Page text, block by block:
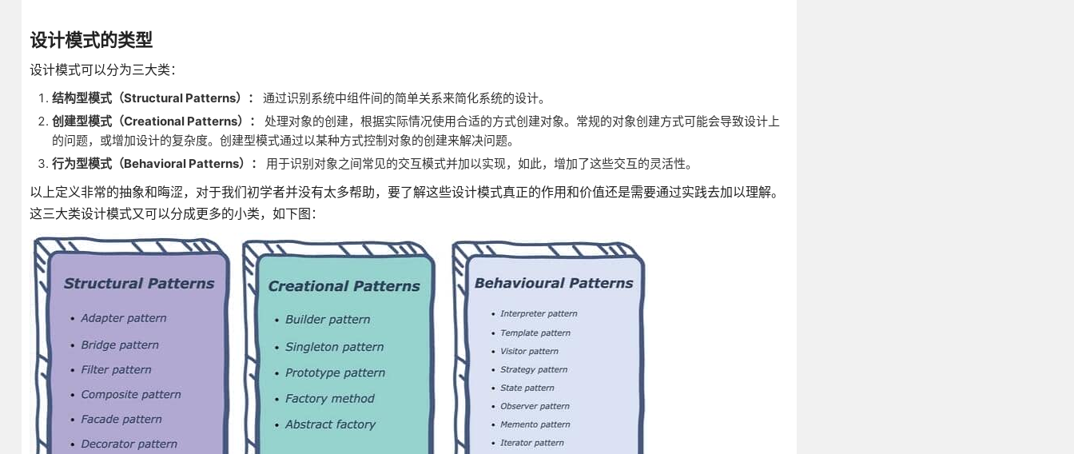
设计模式的类型
设计模式可以分为三大类：
结构型模式（Structural Patterns）：
通过识别系统中组件间的简单关系来简化系统的设计。
创建型模式（Creational Patterns）：
处理对象的创建，根据实际情况使用合适的方式创建对象。常规的对象创建方式可能会导致设计上
的问题，或增加设计的复杂度。创建型模式通过以某种方式控制对象的创建来解决问题。
行为型模式（Behavioral Patterns）：
用于识别对象之间常见的交互模式并加以实现，如此，增加了这些交互的灵活性。
以上定义非常的抽象和晦涩，对于我们初学者并没有太多帮助，要了解这些设计模式真正的作用和价值还是需要通过实践去加以理解。
这三大类设计模式又可以分成更多的小类，如下图：